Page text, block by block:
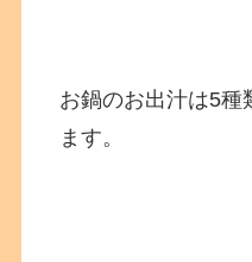
お鍋のお出汁は5種
ます。